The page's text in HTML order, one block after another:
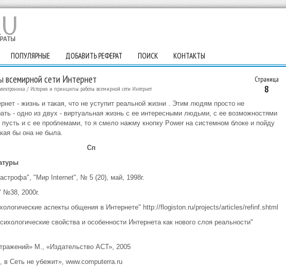
ПОПУЛЯРНЫЕ ДОБАВИТЬ РЕФЕРАТ ПОИСК КОНТАКТЫ
Страница
8
всемирной сети Интернет
/ История и принципы работы всемирной сети Интернет
- жизнь и такая, что не уступит реальной жизни . Этим людям просто не
- одно из двух - виртуальная жизнь с ее интересными людьми, с ее возможностями
и с ее проблемами, то я смело нажму кнопку Power на системном блоке и пойду
бы она не была.
Сп
"Мир Internet", № 5 (20), май, 1998г.
№38, 2000г.
аспекты общения в Интернете" http://flogiston.ru/projects/articles/refinf.shtml
свойства и особенности Интернета как нового слоя реальности"
М., «Издательство АСТ», 2005
Сеть не убежит», www.computerra.ru